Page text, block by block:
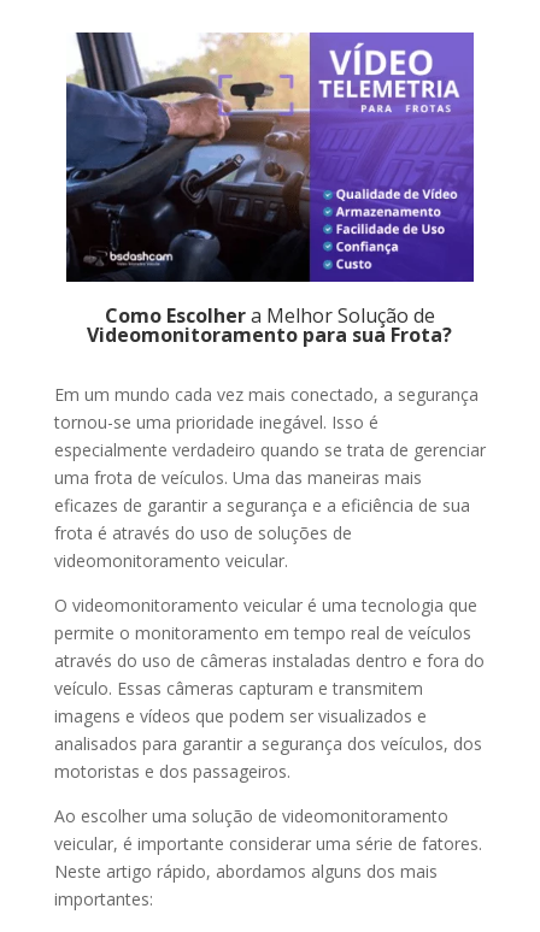
Como Escolhera Melhor Solução de
Videomonitoramento para sua Frota?
Em um mundo cada vez mais conectado, a segurança
tornou-se uma prioridade inegável. Isso é
especialmente verdadeiro quando se trata de gerenciar
uma frota de veículos. Uma das maneiras mais
eficazes de garantir a segurança e a eficiência de sua
frota é através do uso de soluções de
videomonitoramento veicular.
O videomonitoramento veicular é uma tecnologia que
permite o monitoramento em tempo real de veículos
através do uso de câmeras instaladas dentro e fora do
veículo. Essas câmeras capturam e transmitem
imagens e vídeos que podem ser visualizados e
analisados para garantir a segurança dos veículos, dos
motoristas e dos passageiros.
Ao escolher uma solução de videomonitoramento
veicular, é importante considerar uma série de fatores.
Neste artigo rápido, abordamos alguns dos mais
importantes: